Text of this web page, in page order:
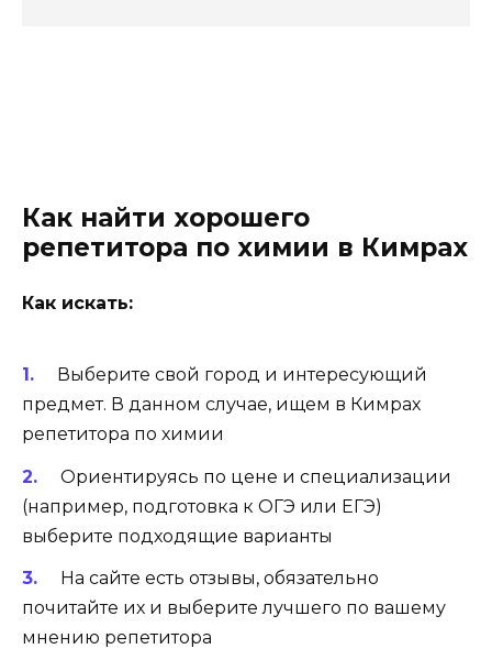
Как найти хорошего
репетитора по химии в Кимрах
Как искать:
Выберите свой город и интересующий
предмет. В данном случае, ищем в Кимрах
репетитора по химии
Ориентируясь по цене и специализации
(например, подготовка к ОГЭ или ЕГЭ)
выберите подходящие варианты
На сайте есть отзывы, обязательно
почитайте их и выберите лучшего по вашему
мнению репетитора